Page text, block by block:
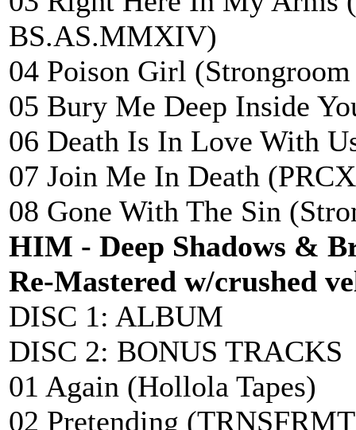
BS.AS.MMXIV)
04 Poison Girl (Strongroom
05 Bury Me Deep Inside
06 Death Is In Love With
07 Join Me In Death
08 Gone With The Sin
HIM - Deep Shadows &
Re-Mastered w/crushed
DISC 1: ALBUM
DISC 2: BONUS TRACKS
01 Again (Hollola Tapes)
02 Pretending